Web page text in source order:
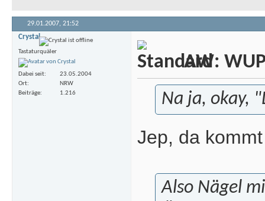
29.01.2007, 21:52
Crystal
Tastaturquäler
Dabei seit
23.05.2004
Ort
NRW
Beiträge
1.216
AW:
Na ja, okay,
Jep, da
Also Nägel